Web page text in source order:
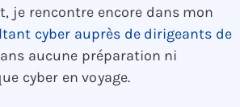
je rencontre encore dans mon
cyber auprès de dirigeants de
aucune préparation ni
cyber en voyage.